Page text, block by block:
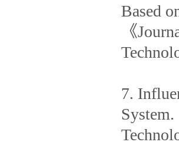
Based
《
7.